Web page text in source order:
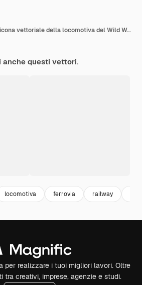
Illustrazione dell'icona vettoriale della locomotiva del Wild West
anche questi vettori.
locomotiva ferrovia railway
per realizzare i tuoi migliori lavori. Oltre
tra creativi, imprese, agenzie e studi.